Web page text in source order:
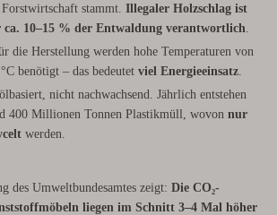
stammt. Illegaler Holzschlag ist
10–15 % der Entwaldung verantwortlich
die Herstellung werden hohe Temperaturen von
benötigt – das bedeutet viel Energieeinsatz
nicht nachwachsend. Jährlich entstehen
400 Millionen Tonnen Plastikmüll, wovon nur
werden.
des Umweltbundesamtes zeigt: Die CO₂-
liegen im Schnitt 3–4 Mal höher